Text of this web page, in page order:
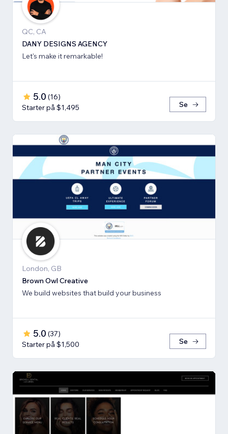
QC, CA
DANY DESIGNS AGENCY
Let's make it remarkable!
5.0 (16)
Starter på $1,495
Se
London, GB
Brown Owl Creative
We build websites that build your business
5.0 (37)
Starter på $1,500
Se